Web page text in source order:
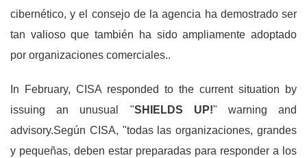
cibernético, y el consejo de la agencia ha demostrado ser
tan valioso que también ha sido ampliamente adoptado
por organizaciones comerciales..
In February, CISA responded to the current situation by
issuing an unusual "SHIELDS UP!" warning and
advisory.Según CISA, "todas las organizaciones, grandes
y pequeñas, deben estar preparadas para responder a los